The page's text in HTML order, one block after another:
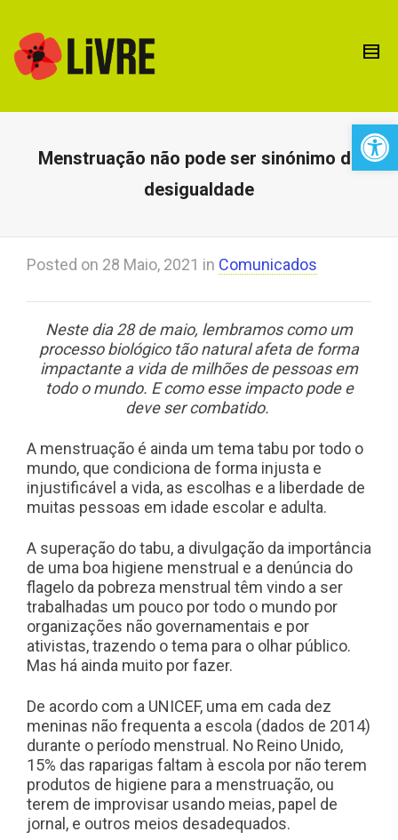
Menstruação não pode ser sinónimo de
desigualdade
Posted on 28 Maio, 2021 in Comunicados
Neste dia 28 de maio, lembramos como um
processo biológico tão natural afeta de forma
impactante a vida de milhões de pessoas em
todo o mundo. E como esse impacto pode e
deve ser combatido.
A menstruação é ainda um tema tabu por todo o
mundo, que condiciona de forma injusta e
injustificável a vida, as escolhas e a liberdade de
muitas pessoas em idade escolar e adulta.
A superação do tabu, a divulgação da importância
de uma boa higiene menstrual e a denúncia do
flagelo da pobreza menstrual têm vindo a ser
trabalhadas um pouco por todo o mundo por
organizações não governamentais e por
ativistas, trazendo o tema para o olhar público.
Mas há ainda muito por fazer.
De acordo com a UNICEF, uma em cada dez
meninas não frequenta a escola (dados de 2014)
durante o período menstrual. No Reino Unido,
15% das raparigas faltam à escola por não terem
produtos de higiene para a menstruação, ou
terem de improvisar usando meias, papel de
jornal, e outros meios desadequados.